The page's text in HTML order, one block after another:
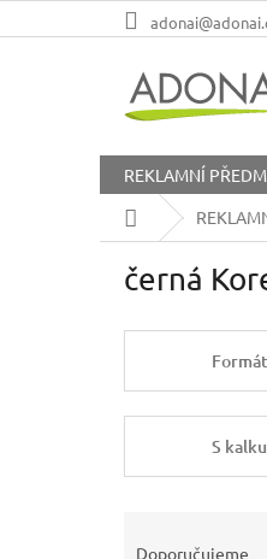
na
REKLAMNÍ
Domů
černá
S
Doporučujeme